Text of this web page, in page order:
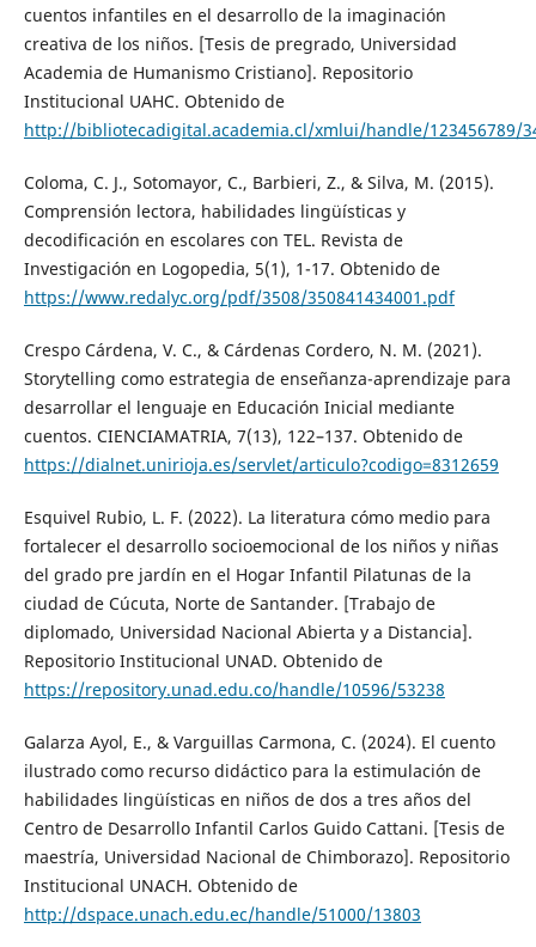
cuentos infantiles en el desarrollo de la imaginación
creativa de los niños. [Tesis de pregrado, Universidad
Academia de Humanismo Cristiano]. Repositorio
Institucional UAHC. Obtenido de
http://bibliotecadigital.academia.cl/xmlui/handle/123456789/
Coloma, C. J., Sotomayor, C., Barbieri, Z., & Silva, M. (2015).
Comprensión lectora, habilidades lingüísticas y
decodificación en escolares con TEL. Revista de
Investigación en Logopedia, 5(1), 1-17. Obtenido de
https://www.redalyc.org/pdf/3508/350841434001.pdf
Crespo Cárdena, V. C., & Cárdenas Cordero, N. M. (2021).
Storytelling como estrategia de enseñanza-aprendizaje para
desarrollar el lenguaje en Educación Inicial mediante
cuentos. CIENCIAMATRIA, 7(13), 122–137. Obtenido de
https://dialnet.unirioja.es/servlet/articulo?codigo=8312659
Esquivel Rubio, L. F. (2022). La literatura cómo medio para
fortalecer el desarrollo socioemocional de los niños y niñas
del grado pre jardín en el Hogar Infantil Pilatunas de la
ciudad de Cúcuta, Norte de Santander. [Trabajo de
diplomado, Universidad Nacional Abierta y a Distancia].
Repositorio Institucional UNAD. Obtenido de
https://repository.unad.edu.co/handle/10596/53238
Galarza Ayol, E., & Varguillas Carmona, C. (2024). El cuento
ilustrado como recurso didáctico para la estimulación de
habilidades lingüísticas en niños de dos a tres años del
Centro de Desarrollo Infantil Carlos Guido Cattani. [Tesis de
maestría, Universidad Nacional de Chimborazo]. Repositorio
Institucional UNACH. Obtenido de
http://dspace.unach.edu.ec/handle/51000/13803